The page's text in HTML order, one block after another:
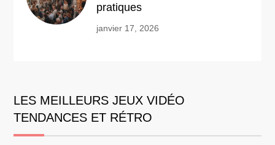
pratiques
janvier 17, 2026
LES MEILLEURS JEUX VIDÉO
TENDANCES ET RÉTRO